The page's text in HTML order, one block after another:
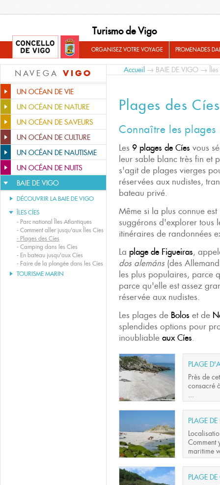
Turismo de Vigo
ORGANISEZ VOTRE VOYAGE PROMENADES
NAVEGA VIGO
UN OCÉAN DE VIE
UN OCÉAN DE NATURE
UN OCÉAN DE SAVEURS
UN OCÉAN DE CULTURE
UN OCÉAN DE NAUTISME
UN OCÉAN DE NUITS
BAIE DE VIGO
DÉCOUVRIR LA BAIE DE VIGO
ÎLES CÍES
- Parc national Îles Atlantiques
- Comment aller jusqu'aux Îles Cíes
- Plages des Cíes
- Camping dans les Cíes
- En bateau jusqu'aux Cíes
- Faire de la plongée dans les Cíes
TOURISME MARIN
Accueil → BAIE DE VIGO →
Plages des Cíes
Connaître les
Les 9 plages de Cíes vous
leur sable blanc très fin et
s'agit de plages vierges
réservées aux nudistes,
bateau privé.
Même si la plus connue
suggérons d'explorer tous
itinéraires de randonnées
La plage de Figueiras,
dos alemáns (des
les plus populaires, parce
parce qu'elle est assez
réservée aux nudistes.
Les plages de Bolos et de
splendides options pour
inoubliable aux Cíes.
PLAGE
Près de
consacré
...
PLAGE
Comment
maritime
PLAGE